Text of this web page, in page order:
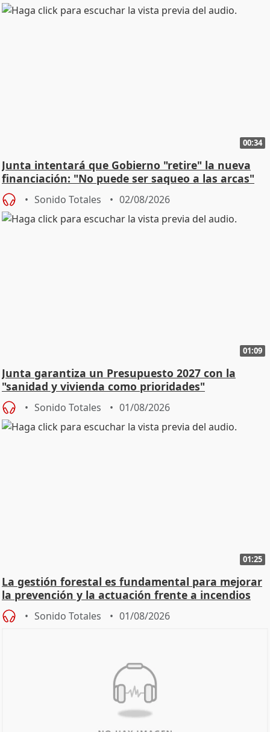
00:34
Junta intentará que Gobierno "retire" la nueva
financiación: "No puede ser saqueo a las arcas"
Sonido Totales 02/08/2026
01:09
Junta garantiza un Presupuesto 2027 con la
"sanidad y vivienda como prioridades"
Sonido Totales 01/08/2026
01:25
La gestión forestal es fundamental para mejorar
la prevención y la actuación frente a incendios
Sonido Totales 01/08/2026